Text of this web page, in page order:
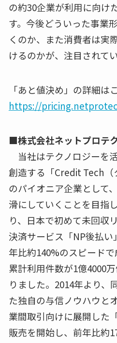
の約30企業が利用に向け
す。今後どういった事業
くのか、また消費者は実
けるのかが、注目されてい
「あと値決め」の詳細は
https://
■株式会社ネットプロテ
当社はテクノロジーを
創造する「Credit Tech（
のパイオニア企業として
滑にしていくことを目指
り、日本で初めて未回収
決済サービス「NP後払
年比約140%のスピード
累計利用件数が1億4000
りました。2014年より、
た独自の与信ノウハウと
業間取引向けに展開した
販売を開始し、前年比約